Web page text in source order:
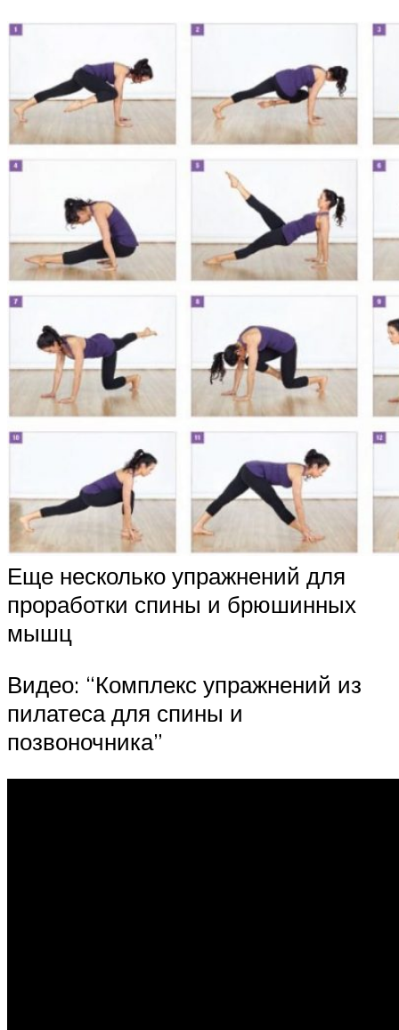
Еще несколько упражнений для
проработки спины и брюшинных
мышц
Видео: “Комплекс упражнений из
пилатеса для спины и
позвоночника”